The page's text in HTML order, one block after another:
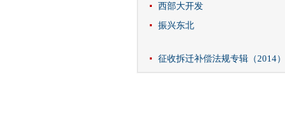
西部大开发
振兴东北
征收拆迁补偿法规专辑（2014）